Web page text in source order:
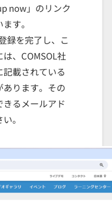
now」のリンク
す。
録を完了し、こ
、COMSOL社
載されている
あります。その
るメールアド
。